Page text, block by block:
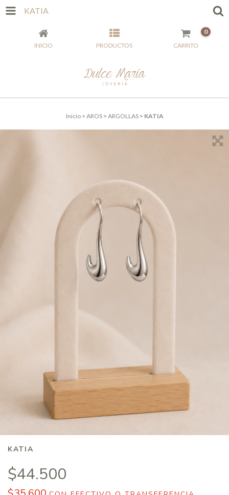
KATIA
INICIO PRODUCTOS CARRITO
0
Inicio > AROS > ARGOLLAS > KATIA
KATIA
$44.500